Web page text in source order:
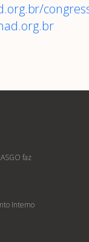
faz
Interno